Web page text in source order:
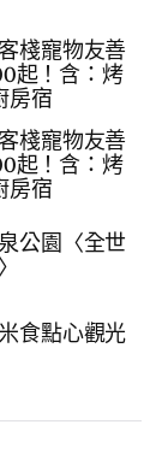
棧寵物友善
起！含：烤
房宿
棧寵物友善
起！含：烤
房宿
公園〈全世
食點心觀光